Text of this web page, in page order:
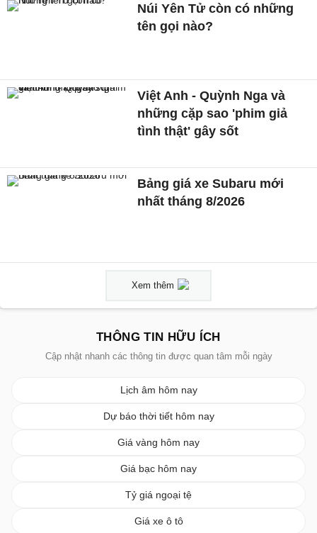
Núi Yên Tử còn có những
tên gọi nào?
Việt Anh - Quỳnh Nga và
những cặp sao 'phim giả
tình thật' gây sốt
Bảng giá xe Subaru mới
nhất tháng 8/2026
Xem thêm
THÔNG TIN HỮU ÍCH
Cập nhật nhanh các thông tin được quan tâm mỗi ngày
Lịch âm hôm nay
Dự báo thời tiết hôm nay
Giá vàng hôm nay
Giá bạc hôm nay
Tỷ giá ngoại tệ
Giá xe ô tô